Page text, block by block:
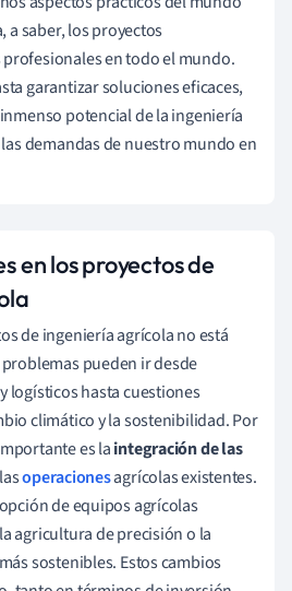
a saber, los proyectos
en todo el mundo.
garantizar soluciones eficaces,
potencial de la ingeniería
demandas de nuestro mundo en
en los proyectos de
de ingeniería agrícola no está
pueden ir desde
logísticos hasta cuestiones
climático y la sostenibilidad. Por
es laintegración de las
operacionesagrícolas existentes.
de equipos agrícolas
agricultura de precisión o la
sostenibles. Estos cambios